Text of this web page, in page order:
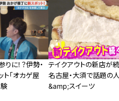
に！？伊勢・
「オカゲ屋
テイクアウトの新店が
名古屋・大須で話題の
&amp;スイーツ